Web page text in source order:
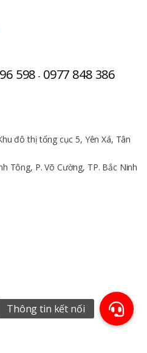
598 - 0977 848 386
đô thị tổng cục 5, Yên Xá, Tân
Tông, P. Võ Cường, TP. Bắc Ninh